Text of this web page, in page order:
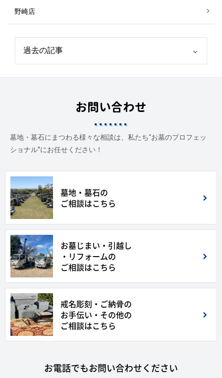
野崎店
お問い合わせ
墓地・墓石にまつわる様々な相談は、私たち“お墓のプロフェッ
ショナル”にお任せください！
墓地・墓石の
ご相談はこちら
お墓じまい・引越し
・リフォームの
ご相談はこちら
戒名彫刻・ご納骨の
お手伝い・その他の
ご相談はこちら
お電話でもお問い合わせください